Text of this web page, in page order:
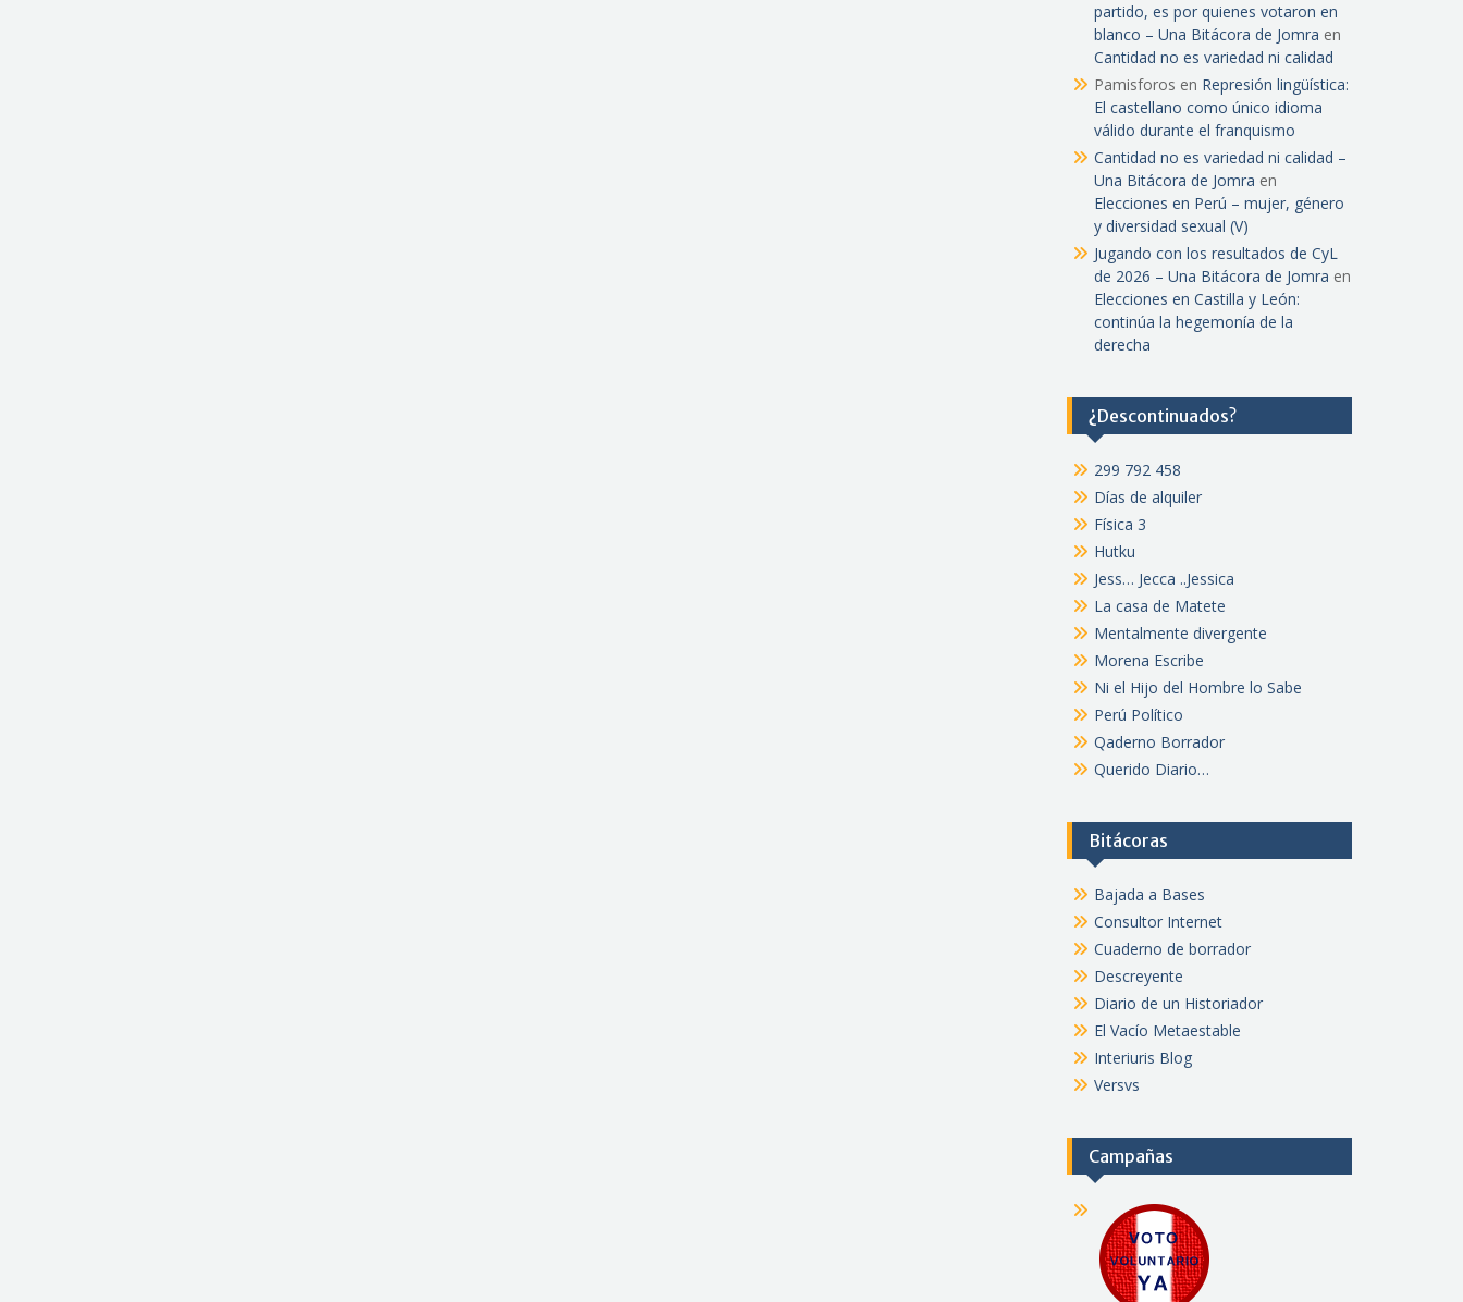
partido, es por quienes votaron en
blanco – Una Bitácora de Jomra en
Cantidad no es variedad ni calidad
Pamisforos en Represión lingüística:
El castellano como único idioma
válido durante el franquismo
Cantidad no es variedad ni calidad –
Una Bitácora de Jomra en
Elecciones en Perú – mujer, género
y diversidad sexual (V)
Jugando con los resultados de CyL
de 2026 – Una Bitácora de Jomra en
Elecciones en Castilla y León:
continúa la hegemonía de la
derecha
¿Descontinuados?
299 792 458
Días de alquiler
Física 3
Hutku
Jess… Jecca ..Jessica
La casa de Matete
Mentalmente divergente
Morena Escribe
Ni el Hijo del Hombre lo Sabe
Perú Político
Qaderno Borrador
Querido Diario…
Bitácoras
Bajada a Bases
Consultor Internet
Cuaderno de borrador
Descreyente
Diario de un Historiador
El Vacío Metaestable
Interiuris Blog
Versvs
Campañas